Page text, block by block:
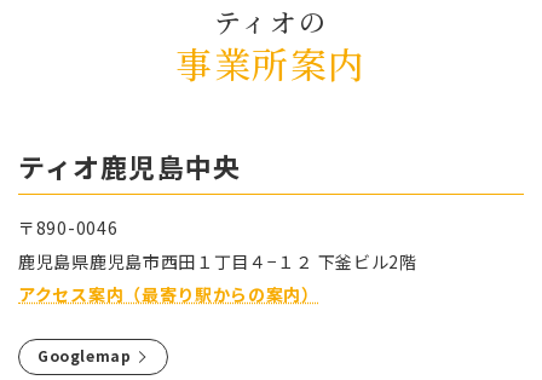
ティオの
事業所案内
ティオ⿅児島中央
〒890-0046
⿅児島県⿅児島市⻄⽥１丁⽬４−１２ 下釜ビル2階
アクセス案内（最寄り駅からの案内）
Googlemap